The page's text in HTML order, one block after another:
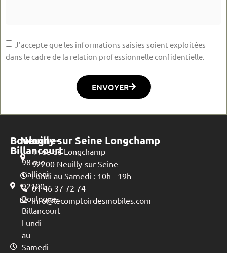
J'accepte que les informations saisies soient exploitées
dans le cadre de la relation professionnelle confidentielle.
ENVOYER
Boulogne-
Billancourt
98 rue
Gallieni
92100
Boulogne-
Billancourt
Lundi
au
Samedi
Neuilly sur Seine Longchamp
4 rue de Longchamp
92200 Neuilly-sur-Seine
Lundi au Samedi : 10h - 19h
01 46 37 72 74
info@lecomptoirdesmobiles.com